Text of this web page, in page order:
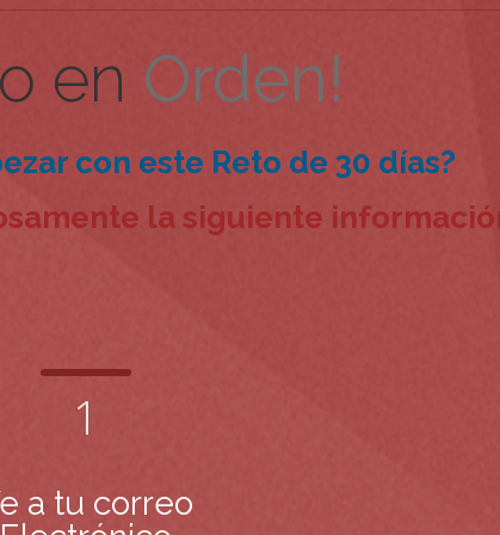
en Orden!
con este Reto de 30 días?
la siguiente
1
a tu correo